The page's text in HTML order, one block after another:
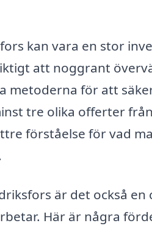
kan vara en stor
att noggrant
metoderna för att
tre olika offerter
förståelse för vad
är det också
Här är några